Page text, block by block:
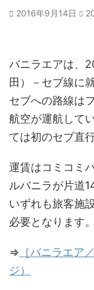
2016年9月14日
バニラエアは、
田）－セブ線に
セブへの路線は
航空が運航して
ては初のセブ直
運賃はコミコミ
ルバニラが片道
いずれも旅客施
必要となります。
⇒ ［バニラエア
ジ）